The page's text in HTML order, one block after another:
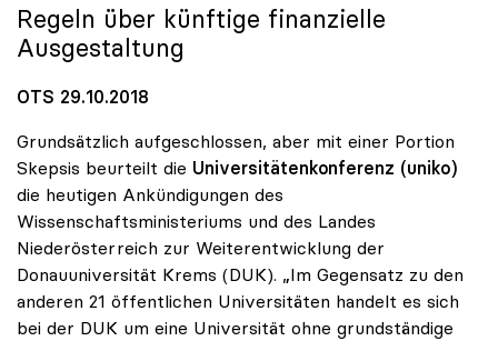
Regeln über künftige finanzielle
Ausgestaltung
OTS 29.10.2018
Grundsätzlich aufgeschlossen, aber mit einer Portion
Skepsis beurteilt die Universitätenkonferenz (uniko)
die heutigen Ankündigungen des
Wissenschaftsministeriums und des Landes
Niederösterreich zur Weiterentwicklung der
Donauuniversität Krems (DUK). „Im Gegensatz zu den
anderen 21 öffentlichen Universitäten handelt es sich
bei der DUK um eine Universität ohne grundständige